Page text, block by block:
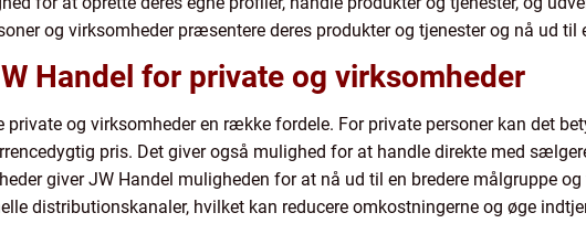
og virksomheder præsentere deres produkter og tjenester og nå ud
Handel for private og virksomheder
private og virksomheder en række fordele. For private personer kan det
pris. Det giver også mulighed for at handle direkte med
giver JW Handel muligheden for at nå ud til en bredere målgruppe
distributionskanaler, hvilket kan reducere omkostningerne og øge